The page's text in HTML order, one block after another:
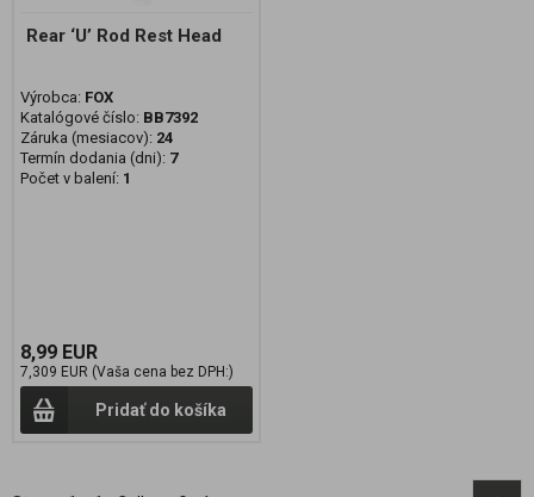
Rear ‘U’ Rod Rest Head
Výrobca: FOX
Katalógové číslo: BB7392
Záruka (mesiacov): 24
Termín dodania (dni): 7
Počet v balení: 1
8,99 EUR
7,309 EUR (Vaša cena bez DPH:)
Pridať do košíka